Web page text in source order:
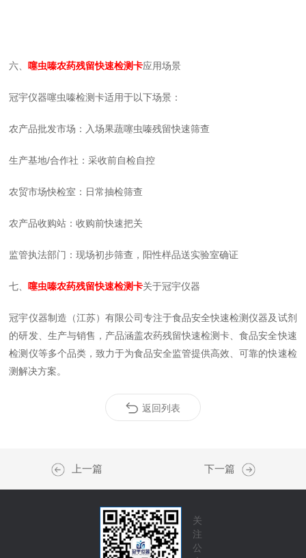
六、 噻虫嗪农药残留快速检测卡应用场景
冠宇仪器噻虫嗪检测卡适用于以下场景：
农产品批发市场：入场果蔬噻虫嗪残留快速筛查
生产基地/合作社：采收前自检自控
农贸市场快检室：日常抽检筛查
农产品收购站：收购前快速把关
监管执法部门：现场初步筛查，阳性样品送实验室确证
七、 噻虫嗪农药残留快速检测卡关于冠宇仪器
冠宇仪器制造（江苏）有限公司专注于食品安全快速检测仪器及试剂
的研发、生产与销售，产品涵盖农药残留快速检测卡、食品安全快速
检测仪等多个品类，致力于为食品安全监管提供高效、可靠的快速检
测解决方案。
返回列表
上一篇 下一篇
关
注
公